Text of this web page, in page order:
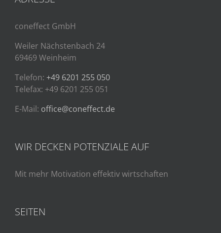
coneffect GmbH
Weiler Nächstenbach 24
69469 Weinheim
Telefon: +49 6201 255 050
Telefax: +49 6201 255 051
E-Mail: office@coneffect.de
WIR DECKEN POTENZIALE AUF
Mit mehr Motivation effektiv wirtschaften
SEITEN